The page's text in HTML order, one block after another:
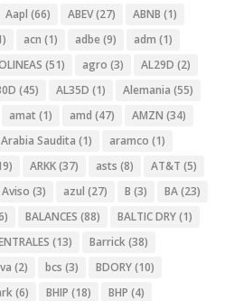
Aapl (66) ABEV(27) ABNB (1)
acn (1) adbe (9) adm (1)
(51) agro (3) AL29D (2)
(45) AL35D (1) Alemania (55)
amat (1) amd (47) AMZN (34)
Arabia Saudita (1) aramco (1)
ARKK(37) asts (8) AT&T (5)
Aviso (3) azul (27) B (3) BA(23)
BALANCES (88) BALTIC DRY(1)
(13) Barrick(38)
(2) bcs (3) BDORY(10)
(6) BHIP (18) BHP (4)